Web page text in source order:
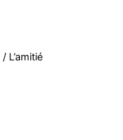
/ L’amitié